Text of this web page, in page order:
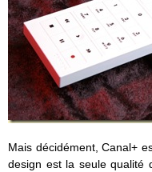
Mais décidément, Canal+
design est la seule qualité